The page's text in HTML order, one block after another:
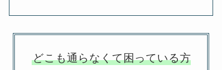
どこも通らなくて困っている方